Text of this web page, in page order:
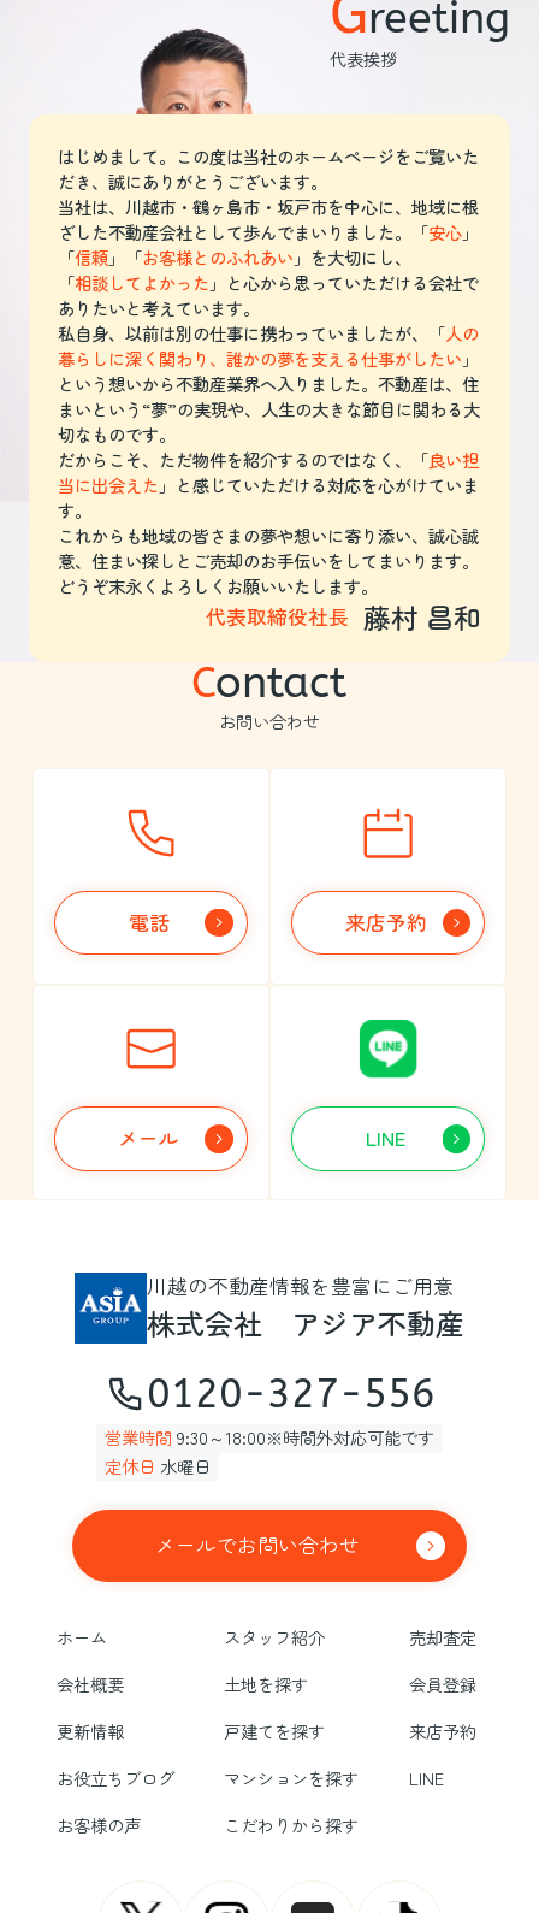
おめでとうございます♪
2026.05.31
不動産屋が書くコラム
不動産を探す上で知っておきたい
情報が満載！ぜひご覧ください。
川越市の情報はこちら
狭山市 の情報はこちら
坂戸市 の情報はこちら
日高市 の情報はこちら
鶴ヶ島市 の情報はこちら
の情報はこちら
の情報はこちら
です♪
営業スタッフ募集中です。
事前に相場が確認出来ます。
イエウール
reeting
代表挨拶
はじめまして。この度は当社のホームページをご覧いた
だき、誠にありがとうございます。
当社は、川越市・鶴ヶ島市・坂戸市を中心に、地域に根
ざした不動産会社として歩んでまいりました。「安心」
「信頼」「お客様とのふれあい 」を大切にし、
「相談してよかった 」と心から思っていただける会社で
ありたいと考えています。
私自身、以前は別の仕事に携わっていましたが、「人の
暮らしに深く関わり、誰かの夢を支える仕事がしたい 」
という想いから不動産業界へ入りました。不動産は、住
まいという“夢”の実現や、人生の大きな節目に関わる大
切なものです。
だからこそ、ただ物件を紹介するのではなく、「良い担
当に出会えた 」と感じていただける対応を心がけていま
す。
これからも地域の皆さまの夢や想いに寄り添い、誠心誠
意、住まい探しとご売却のお手伝いをしてまいります。
どうぞ末永くよろしくお願いいたします。
代表取締役社長 藤村 昌和
Contact
お問い合わせ
電話 来店予約
メール LINE
川越の不動産情報を豊富にご用意
株式会社 アジア不動産
0120-327-556
営業時間 9:30～18:00※時間外対応可能です
定休日 水曜日
メールでお問い合わせ
ホーム スタッフ紹介
売却査定
会社概要
土地を探す
会員登録
更新情報
戸建てを探す
来店予約
お役立ちブログ
マンションを探す
LINE
お客様の声
こだわりから探す